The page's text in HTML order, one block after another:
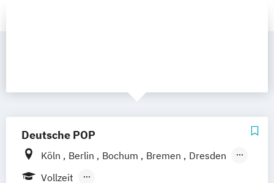
Deutsche POP
Köln Berlin Bochum Bremen
Dresden
Frankfurt am Main
Vollzeit